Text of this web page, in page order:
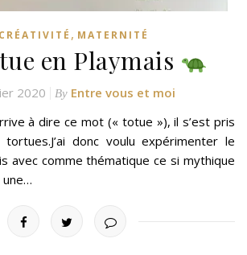
CRÉATIVITÉ , MATERNITÉ
en Playmais
2020 By Entre vous et moi
à dire ce mot (« totue »), il s’est pris
donc voulu expérimenter le
avec comme thématique ce si mythique
une…